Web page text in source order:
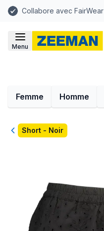
Collabore avec FairWear
Menu
Femme Homme
RetourShort - Noir